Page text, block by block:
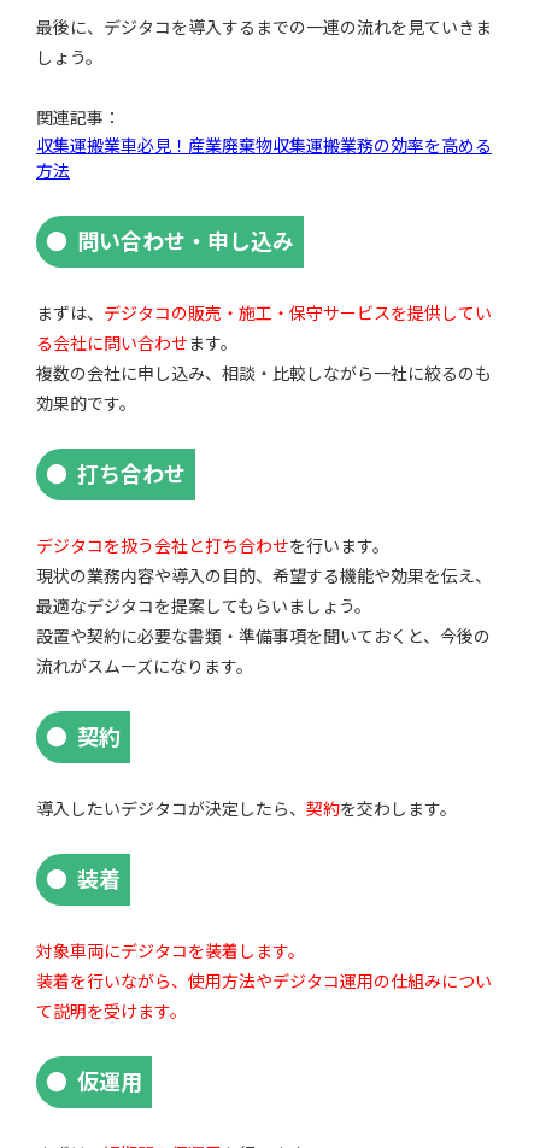
最後に、デジタコを導入するまでの一連の流れを見ていきま
しょう。
関連記事：
収集運搬業車必見！産業廃棄物収集運搬業務の効率を高める
方法
問い合わせ・申し込み
まずは、 デジタコの販売・施工・保守サービスを提供してい
る会社に問い合わせます。
複数の会社に申し込み、相談・比較しながら一社に絞るのも
効果的です。
打ち合わせ
デジタコを扱う会社と打ち合わせを行います。
現状の業務内容や導入の目的、希望する機能や効果を伝え、
最適なデジタコを提案してもらいましょう。
設置や契約に必要な書類・準備事項を聞いておくと、今後の
流れがスムーズになります。
契約
導入したいデジタコが決定したら、 契約を交わします。
装着
対象車両にデジタコを装着します。
装着を行いながら、使用方法やデジタコ運用の仕組みについ
て説明を受けます。
仮運用